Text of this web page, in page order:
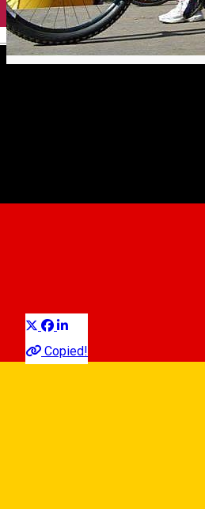
English
Copied!